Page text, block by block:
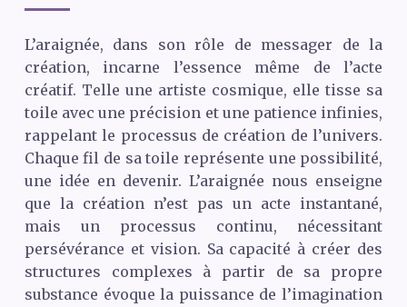
L’araignée, dans son rôle de messager de la
création, incarne l’essence même de l’acte
créatif. Telle une artiste cosmique, elle tisse sa
toile avec une précision et une patience infinies,
rappelant le processus de création de l’univers.
Chaque fil de sa toile représente une possibilité,
une idée en devenir. L’araignée nous enseigne
que la création n’est pas un acte instantané,
mais un processus continu, nécessitant
persévérance et vision. Sa capacité à créer des
structures complexes à partir de sa propre
substance évoque la puissance de l’imagination